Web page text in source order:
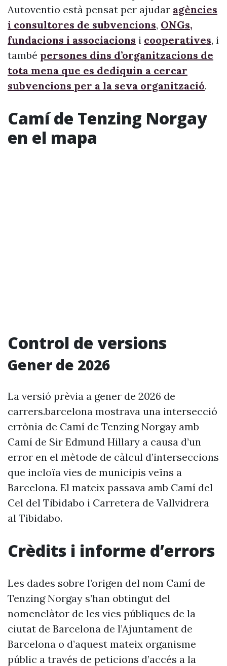
Autoventio està pensat per ajudar agències
i consultores de subvencions, ONGs,
fundacions i associacions i cooperatives, i
també persones dins d’organitzacions de
tota mena que es dediquin a cercar
subvencions per a la seva organització.
Camí de Tenzing Norgay
en el mapa
Control de versions
Gener de 2026
La versió prèvia a gener de 2026 de
carrers.barcelona mostrava una intersecció
errònia de Camí de Tenzing Norgay amb
Camí de Sir Edmund Hillary a causa d’un
error en el mètode de càlcul d’interseccions
que incloïa vies de municipis veïns a
Barcelona. El mateix passava amb Camí del
Cel del Tibidabo i Carretera de Vallvidrera
al Tibidabo.
Crèdits i informe d’errors
Les dades sobre l’origen del nom Camí de
Tenzing Norgay s’han obtingut del
nomenclàtor de les vies públiques de la
ciutat de Barcelona de l’Ajuntament de
Barcelona o d’aquest mateix organisme
públic a través de peticions d’accés a la